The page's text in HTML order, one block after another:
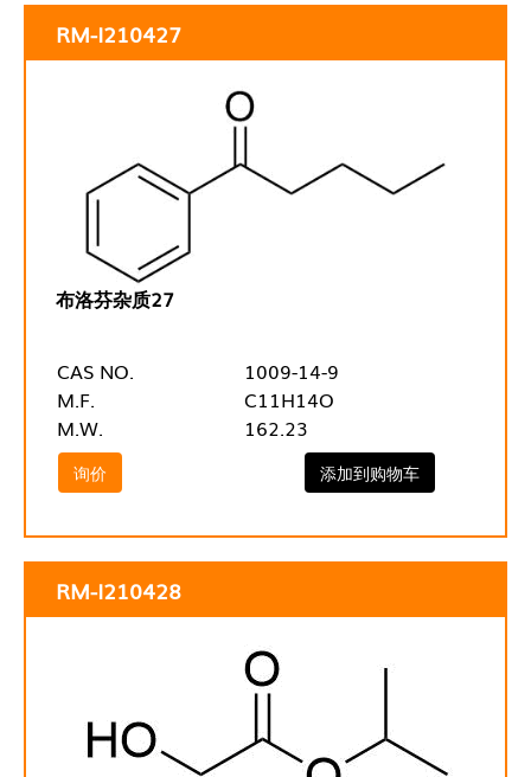
RM-I210427
布洛芬杂质27
CAS NO.
1009-14-9
M.F.
C11H14O
M.W.
162.23
询价 添加到购物车
RM-I210428